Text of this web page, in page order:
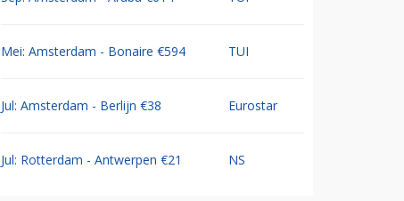
Mei: Amsterdam - Bonaire €594 TUI
Jul: Amsterdam - Berlijn €38 Eurostar
Jul: Rotterdam - Antwerpen €21 NS